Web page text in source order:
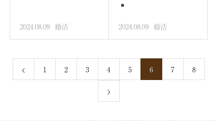
2024.08.09 婚活 2024.08.09 婚活
1 2 3 4 5 6 7 8